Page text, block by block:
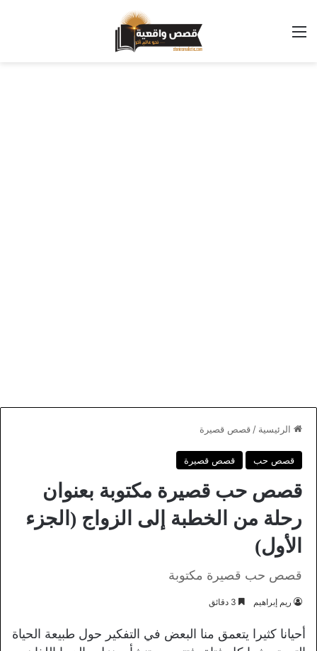
القائمة
الرئيسية / قصص قصيرة
قصص حب قصص قصيرة
قصص حب قصيرة مكتوبة بعنوان
رحلة من الخطبة إلى الزواج (الجزء
الأول)
قصص حب قصيرة مكتوبة
ريم إبراهيم
أحيانا كثيرا يتعمق منا البعض في التفكير حول طبيعة الحياة